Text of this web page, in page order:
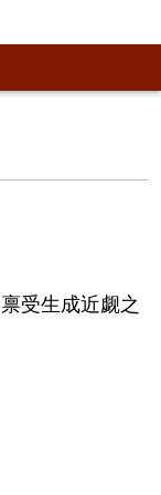
受生成近觑之